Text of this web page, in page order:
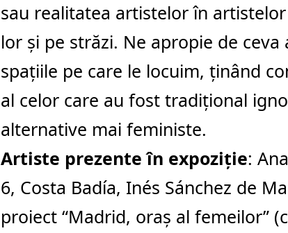
sau realitatea artistelor în
lor și pe străzi. Ne apropie de
spațiile pe care le locuim, ținând
al celor care au fost tradițional
alternative mai feministe.
Artiste prezente în expoziție:
6, Costa Badía, Inés Sánchez de
proiect “Madrid, oraș al femeilor”